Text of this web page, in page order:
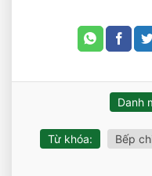
Danh
Từ khóa:
Bếp